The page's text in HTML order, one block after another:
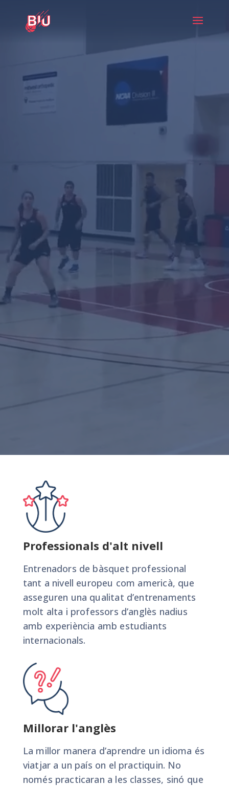
BIU CAMP
Campus de bàsquet i anglès per a joves
de 13 a 18 anys
📅 Dates 2k26:17 Juliol – 5 Agost
Professionals d'alt nivell
Entrenadors de bàsquet professional
tant a nivell europeu com americà, que
asseguren una qualitat d’entrenaments
molt alta i professors d’anglès nadius
amb experiència amb estudiants
internacionals.
Millorar l'anglès
La millor manera d’aprendre un idioma és
viatjar a un país on el practiquin. No
només practicaran a les classes, sinó que